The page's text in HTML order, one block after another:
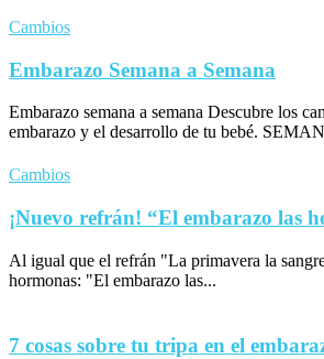
Cambios
Embarazo Semana a Semana
Embarazo semana a semana Descubre los
embarazo y el desarrollo de tu bebé.
Cambios
¡Nuevo refrán! “El embarazo las
Al igual que el refrán "La primavera la
hormonas: "El embarazo las...
7 cosas sobre tu tripa en el